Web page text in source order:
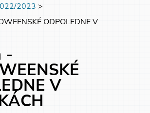
2023 >
ODPOLEDNE V
-
V